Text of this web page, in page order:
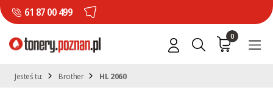
61 87 00 499
0
Jesteś tu: Brother HL 2060